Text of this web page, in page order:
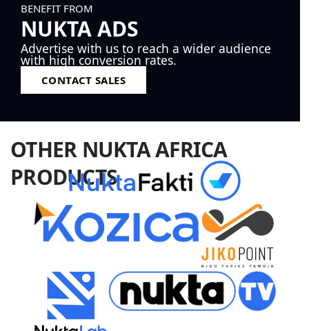
BENEFIT FROM
NUKTA ADS
Advertise with us to reach a wider audience
with high conversion rates.
CONTACT SALES
OTHER NUKTA AFRICA
PRODUCTS